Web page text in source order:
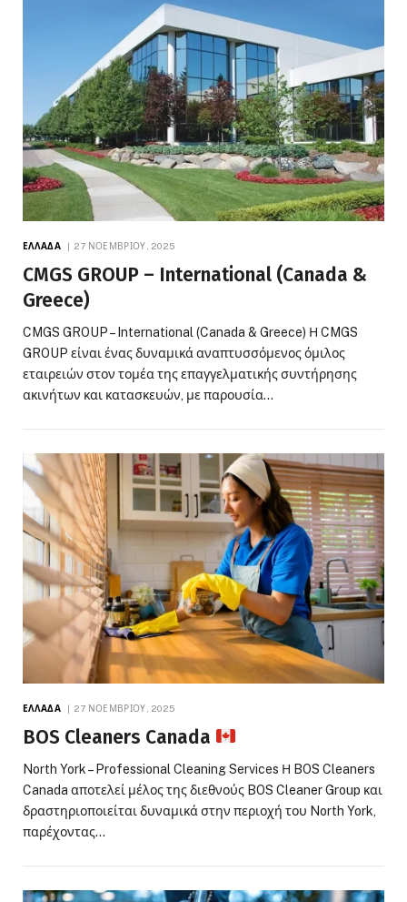
ΕΛΛΆΔΑ 27 ΝΟΕΜΒΡΊΟΥ, 2025
CMGS GROUP – International (Canada &
Greece)
CMGS GROUP – International (Canada & Greece) Η CMGS
GROUP είναι ένας δυναμικά αναπτυσσόμενος όμιλος
εταιρειών στον τομέα της επαγγελματικής συντήρησης
ακινήτων και κατασκευών, με παρουσία…
ΕΛΛΆΔΑ 27 ΝΟΕΜΒΡΊΟΥ, 2025
BOS Cleaners Canada
North York – Professional Cleaning Services Η BOS Cleaners
Canada αποτελεί μέλος της διεθνούς BOS Cleaner Group και
δραστηριοποιείται δυναμικά στην περιοχή του North York,
παρέχοντας…